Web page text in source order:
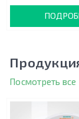
Посмотреть все